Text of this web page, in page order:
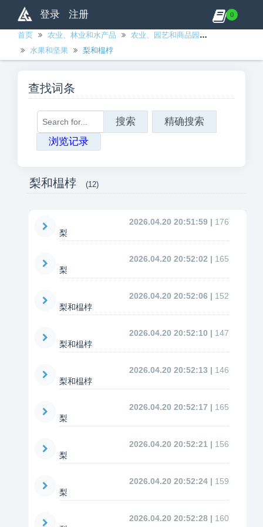
0
登录 注册
首页 农业、林业和水产品
农业、园艺和商品园艺产品
水果和坚果
梨和榅桲
查找词条
搜索
精确搜索
浏览记录
梨和榅桲 (12)
2026.04.20 20:51:59 | 176
梨
2026.04.20 20:52:02 | 165
梨
2026.04.20 20:52:06 | 152
梨和榅桲
2026.04.20 20:52:10 | 147
梨和榅桲
2026.04.20 20:52:13 | 146
梨和榅桲
2026.04.20 20:52:17 | 165
梨
2026.04.20 20:52:21 | 156
梨
2026.04.20 20:52:24 | 159
梨
2026.04.20 20:52:28 | 160